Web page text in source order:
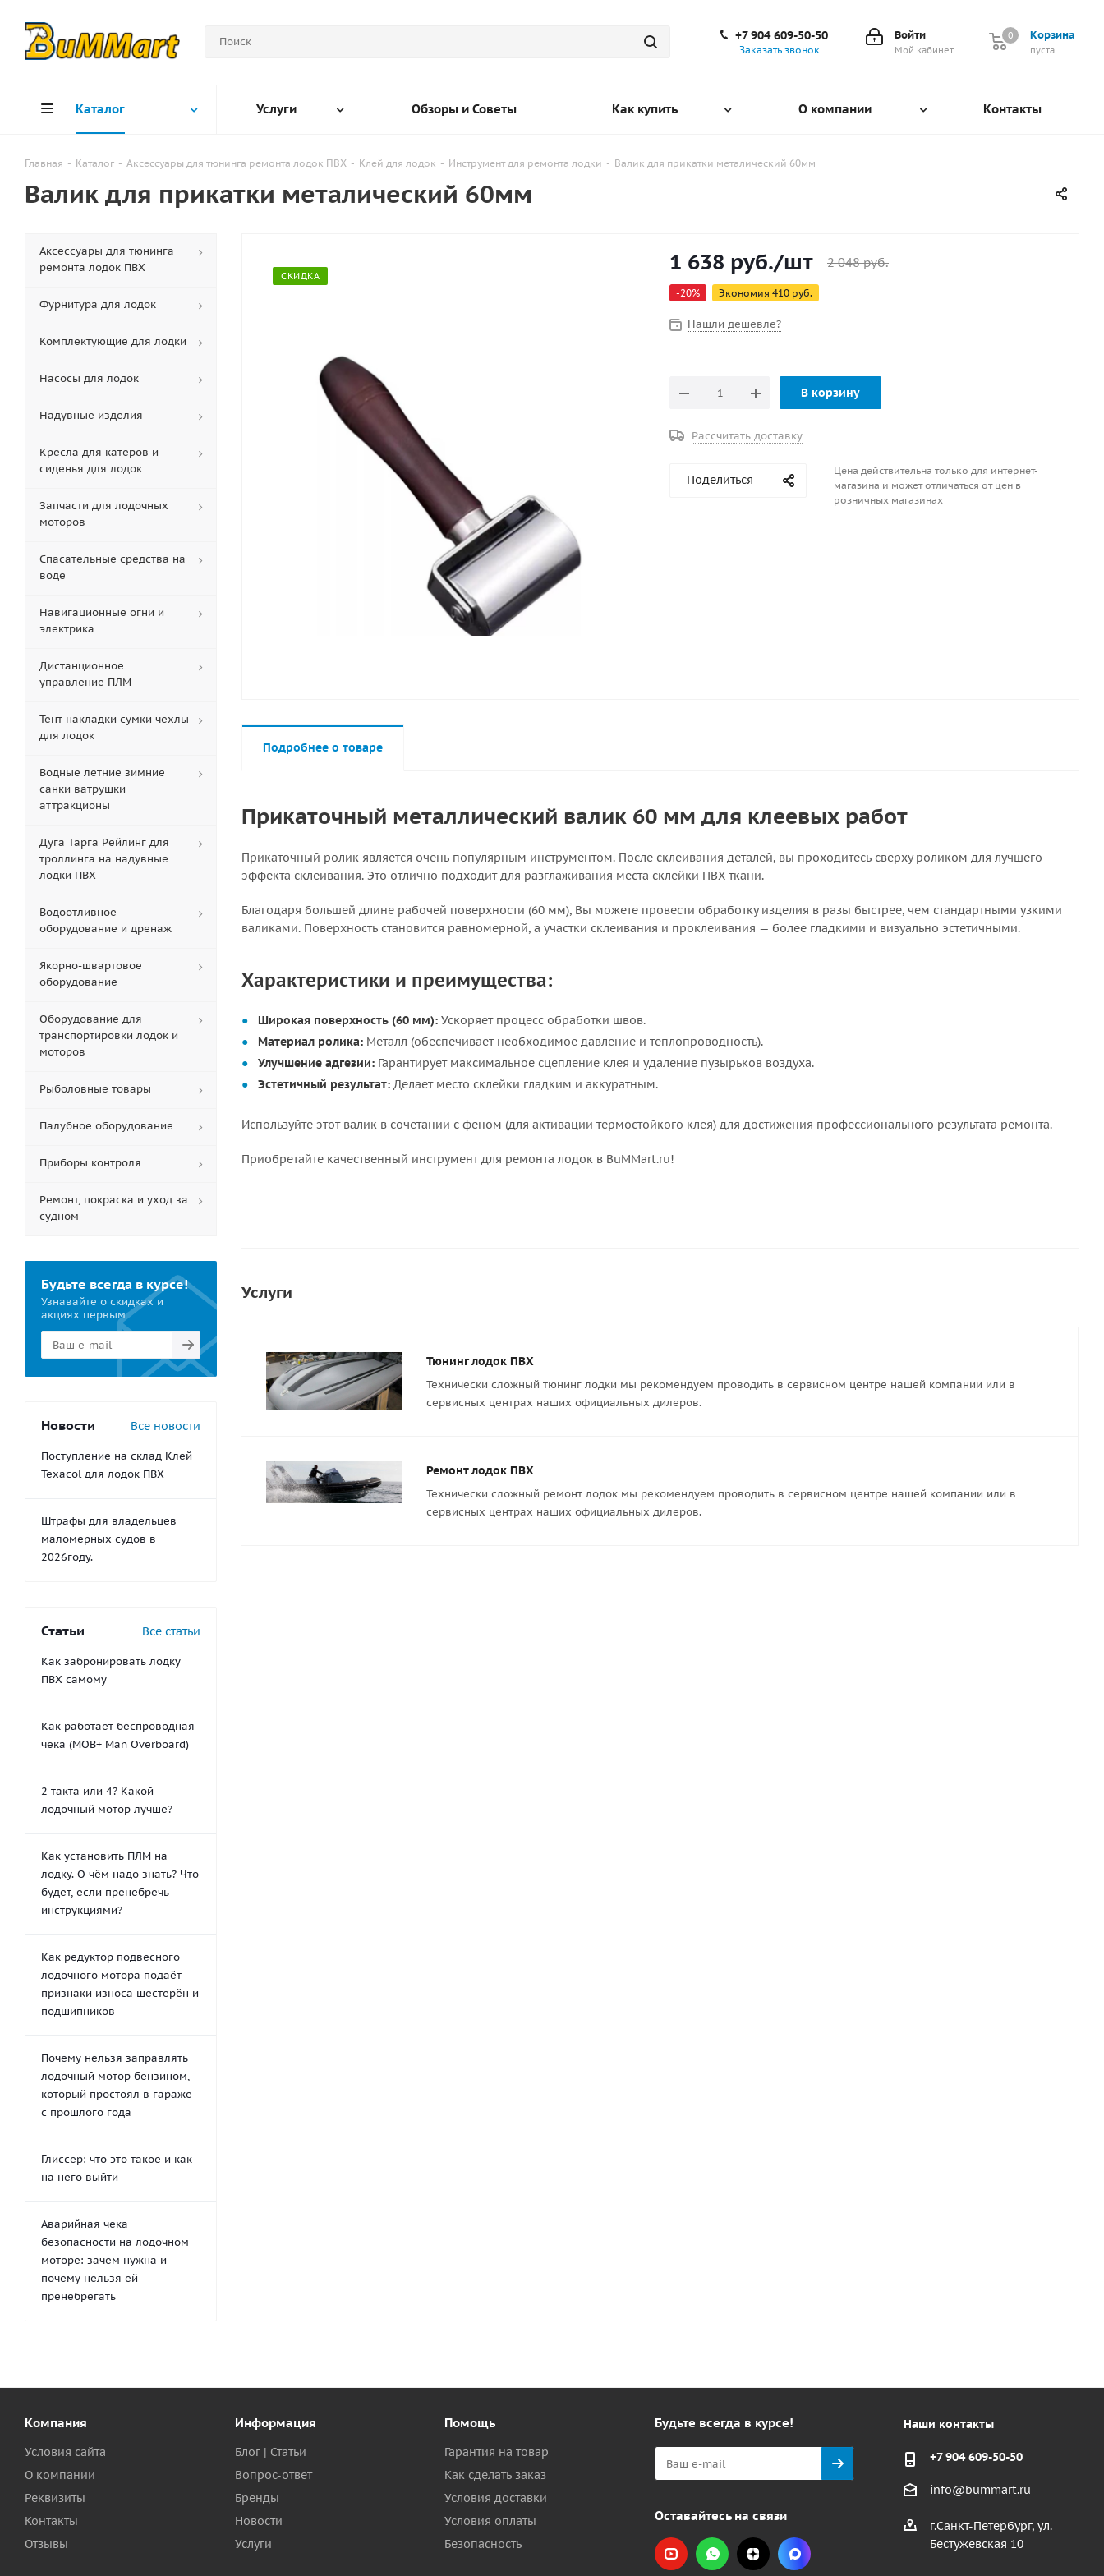
Корзина
0
пуста
0
Войти
Мой кабинет
+7 904 609-50-50
Заказать звонок
Каталог Услуги Обзоры и Советы Как купить О компании Контакты
Главная - Каталог - Аксессуары для тюнинга ремонта лодок ПВХ - Клей для лодок - Инструмент для ремонта лодки - Валик для прикатки металический 60мм
Валик для прикатки металический 60мм
СКИДКА
1 638 руб./шт 2 048руб.
-20% Экономия 410 руб.
Нашли дешевле?
В корзину
Рассчитать доставку
Поделиться
Цена действительна только для интернет-
магазина и может отличаться от цен в
розничных магазинах
Подробнее о товаре
Прикаточный металлический валик 60 мм для клеевых работ
Прикаточный ролик является очень популярным инструментом. После склеивания деталей, вы проходитесь сверху роликом для лучшего
эффекта склеивания. Это отлично подходит для разглаживания места склейки ПВХ ткани.
Благодаря большей длине рабочей поверхности (60 мм), Вы можете провести обработку изделия в разы быстрее, чем стандартными узкими
валиками. Поверхность становится равномерной, а участки склеивания и проклеивания — более гладкими и визуально эстетичными.
Характеристики и преимущества:
Широкая поверхность (60 мм): Ускоряет процесс обработки швов.
Материал ролика: Металл (обеспечивает необходимое давление и теплопроводность).
Улучшение адгезии: Гарантирует максимальное сцепление клея и удаление пузырьков воздуха.
Эстетичный результат: Делает место склейки гладким и аккуратным.
Используйте этот валик в сочетании с феном (для активации термостойкого клея) для достижения профессионального результата ремонта.
Приобретайте качественный инструмент для ремонта лодок в BuMMart.ru!
Услуги
Тюнинг лодок ПВХ
Технически сложный тюнинг лодки мы рекомендуем проводить в сервисном центре нашей компании или в
сервисных центрах наших официальных дилеров.
Ремонт лодок ПВХ
Технически сложный ремонт лодок мы рекомендуем проводить в сервисном центре нашей компании или в
сервисных центрах наших официальных дилеров.
Аксессуары для тюнинга
ремонта лодок ПВХ
Фурнитура для лодок
Комплектующие для лодки
Насосы для лодок
Надувные изделия
Кресла для катеров и
сиденья для лодок
Запчасти для лодочных
моторов
Спасательные средства на
воде
Навигационные огни и
электрика
Дистанционное
управление ПЛМ
Тент накладки сумки чехлы
для лодок
Водные летние зимние
санки ватрушки
аттракционы
Дуга Тарга Рейлинг для
троллинга на надувные
лодки ПВХ
Водоотливное
оборудование и дренаж
Якорно-швартовое
оборудование
Оборудование для
транспортировки лодок и
моторов
Рыболовные товары
Палубное оборудование
Приборы контроля
Ремонт, покраска и уход за
судном
Будьте всегда в курсе!
Узнавайте о скидках и
акциях первым
Новости Все новости
Поступление на склад Клей
Texacol для лодок ПВХ
Штрафы для владельцев
маломерных судов в
2026году.
Статьи Все статьи
Как забронировать лодку
ПВХ самому
Как работает беспроводная
чека (MOB+ Man Overboard)
2 такта или 4? Какой
лодочный мотор лучше?
Как установить ПЛМ на
лодку. О чём надо знать? Что
будет, если пренебречь
инструкциями?
Как редуктор подвесного
лодочного мотора подаёт
признаки износа шестерён и
подшипников
Почему нельзя заправлять
лодочный мотор бензином,
который простоял в гараже
с прошлого года
Глиссер: что это такое и как
на него выйти
Аварийная чека
безопасности на лодочном
моторе: зачем нужна и
почему нельзя ей
пренебрегать
Компания
Условия сайта
О компании
Реквизиты
Контакты
Отзывы
Информация
Блог | Статьи
Вопрос-ответ
Бренды
Новости
Услуги
Помощь
Гарантия на товар
Как сделать заказ
Условия доставки
Условия оплаты
Безопасность
Будьте всегда в курсе!
Оставайтесь на связи
Наши контакты
+7 904 609-50-50
info@bummart.ru
г.Санкт-Петербург, ул.
Бестужевская 10